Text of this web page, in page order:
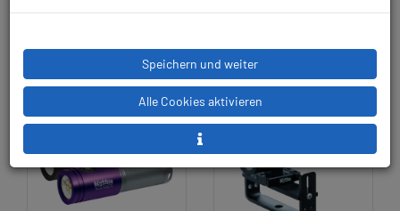
% %
Speichern und weiter
Alle Cookies aktivieren